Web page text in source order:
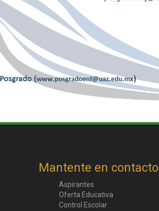
Mantente en contacto
Aspirantes
Oferta Educativa
Control Escolar